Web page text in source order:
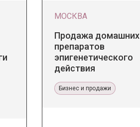
МОСКВА
Продажа домашних
препаратов
эпигенетического
действия
Бизнес и продажи